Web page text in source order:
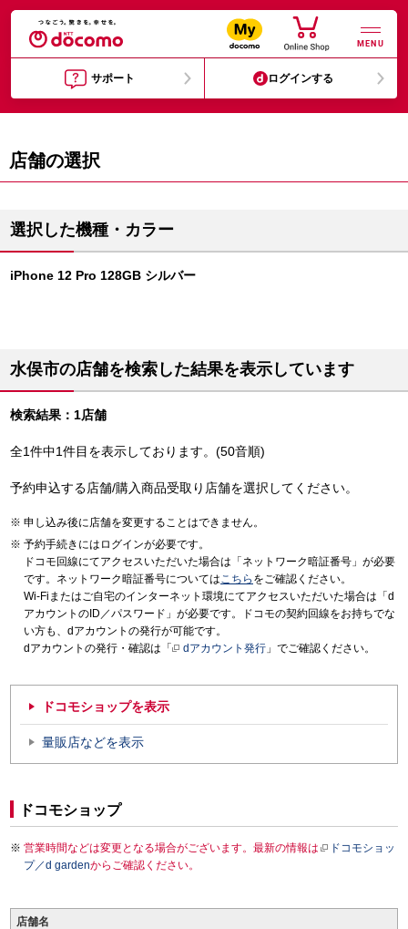
MENU
サポート ログインする
店舗の選択
選択した機種・カラー
iPhone 12 Pro 128GB シルバー
水俣市の店舗を検索した結果を表示しています
検索結果：1店舗
全1件中1件目を表示しております。(50音順)
予約申込する店舗/購入商品受取り店舗を選択してください。
申し込み後に店舗を変更することはできません。
予約手続きにはログインが必要です。
ドコモ回線にてアクセスいただいた場合は「ネットワーク暗証番号」が必要
です。ネットワーク暗証番号についてはこちら をご確認ください。
Wi-Fiまたはご自宅のインターネット環境にてアクセスいただいた場合は「d
アカウントのID／パスワード」が必要です。ドコモの契約回線をお持ちでな
い方も、dアカウントの発行が可能です。
dアカウントの発行・確認は「
dアカウント発行 」でご確認ください。
ドコモショップを表示
量販店などを表示
ドコモショップ
営業時間などは変更となる場合がございます。最新の情報は
ドコモショッ
プ／d gardenからご確認ください。
店舗名